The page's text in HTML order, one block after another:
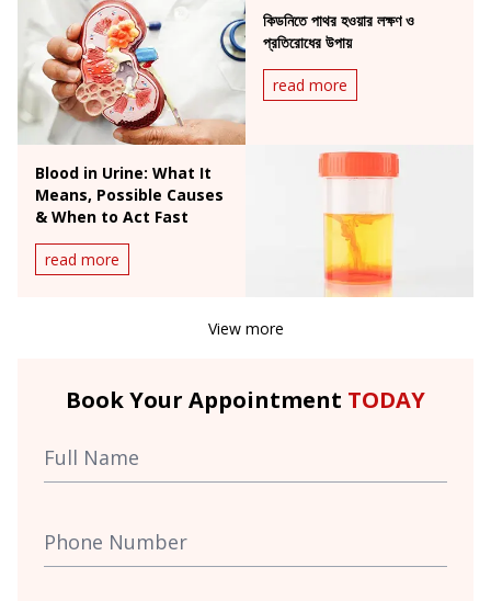
কিডনিতে পাথর হওয়ার লক্ষণ ও
প্রতিরোধের উপায়
read more
Blood in Urine: What It
Means, Possible Causes
& When to Act Fast
read more
View more
Book Your Appointment TODAY